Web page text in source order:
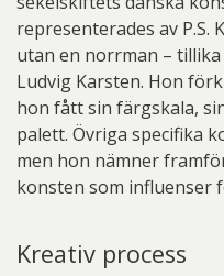
representerades av P.S.
utan en norrman –
Ludvig Karsten. Hon
hon fått sin färgskala,
palett. Övriga specifika
men hon nämner
konsten som influenser
Kreativ process